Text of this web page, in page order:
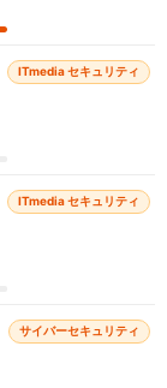
ITmedia セキュリティ
ITmedia セキュリティ
サイバーセキュリティ